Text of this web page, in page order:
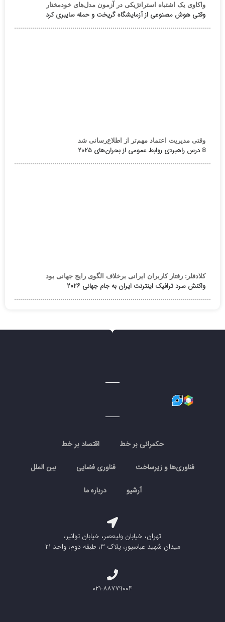
واکاوی یک اشتباه استراتژیکی در آزمون مدل‌های خودمختار
وقتی هوش مصنوعی از آزمایشگاه گریخت و حمله سایبری کرد
وقتی مدیریت اعتماد مهم‌تر از اطلاع‌رسانی شد
8 درس راهبردی روابط عمومی از بحران‌های ۲۰۲۵
کلادفلر: رفتار کاربران ایرانی برخلاف الگوی رایج جهانی بود
واکنش سرد ترافیک اینترنت ایران به جام جهانی ۲۰۲۶
حکمرانی بر خط اقتصاد بر خط
فناوری‌ها و زیرساخت فناوری فضایی بین الملل
آرشیو درباره ما
تهران، خیابان ولیعصر، خیابان توانیر،
میدان شهید عباسپور، پلاک ۳، طبقه دوم، واحد ۲۱
۰۲۱-۸۸۷۷۹۰۰۴